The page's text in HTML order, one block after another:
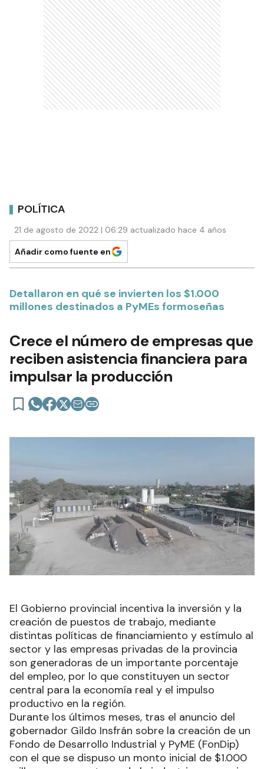
POLÍTICA
21 de agosto de 2022 | 06:29 actualizado hace 4 años
Añadir como fuente en
Detallaron en qué se invierten los $1.000
millones destinados a PyMEs formoseñas
Crece el número de empresas que
reciben asistencia financiera para
impulsar la producción
El Gobierno provincial incentiva la inversión y la
creación de puestos de trabajo, mediante
distintas políticas de financiamiento y estímulo al
sector y las empresas privadas de la provincia
son generadoras de un importante porcentaje
del empleo, por lo que constituyen un sector
central para la economía real y el impulso
productivo en la región.
Durante los últimos meses, tras el anuncio del
gobernador Gildo Insfrán sobre la creación de un
Fondo de Desarrollo Industrial y PyME (FonDip)
con el que se dispuso un monto inicial de $1.000